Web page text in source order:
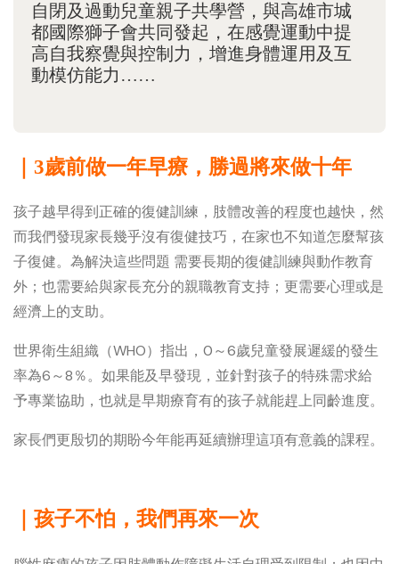
自閉及過動兒童親子共學營，與高雄市城
都國際獅子會共同發起，在感覺運動中提
高自我察覺與控制力，增進身體運用及互
動模仿能力……
｜3歲前做一年早療，勝過將來做十年
孩子越早得到正確的復健訓練，肢體改善的程度也越快，然
而我們發現家長幾乎沒有復健技巧，在家也不知道怎麼幫孩
子復健。為解決這些問題 需要長期的復健訓練與動作教育
外；也需要給與家長充分的親職教育支持；更需要心理或是
經濟上的支助。
世界衛生組織（WHO）指出，0～6歲兒童發展遲緩的發生
率為6～8％。如果能及早發現，並針對孩子的特殊需求給
予專業協助，也就是早期療育有的孩子就能趕上同齡進度。
家長們更殷切的期盼今年能再延續辦理這項有意義的課程。
｜孩子不怕，我們再來一次